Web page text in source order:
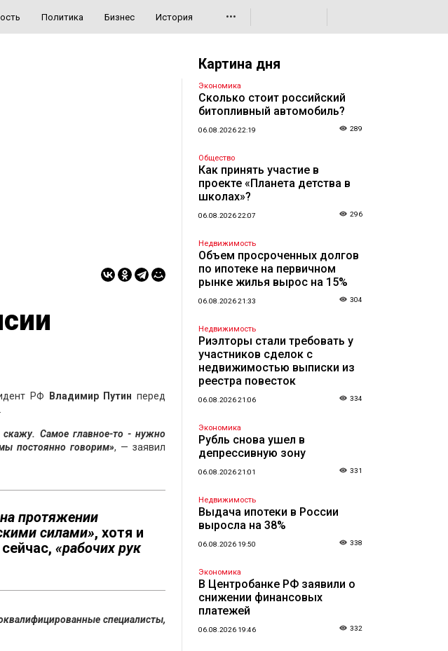
Политика Бизнес История •••
РФ Владимир Путин перед
Самое главное-то - нужно
постоянно говорим», — заявил
протяжении
силами», хотя и
«рабочих рук
специалисты,
Картина дня
Экономика
Сколько стоит российский
битопливный автомобиль?
06.08.2026 22:19 289
Общество
Как принять участие в
проекте «Планета детства в
школах»?
06.08.2026 22:07 296
Недвижимость
Объем просроченных долгов
по ипотеке на первичном
рынке жилья вырос на 15%
06.08.2026 21:33 304
Недвижимость
Риэлторы стали требовать у
участников сделок с
недвижимостью выписки из
реестра повесток
06.08.2026 21:06 334
Экономика
Рубль снова ушел в
депрессивную зону
06.08.2026 21:01 331
Недвижимость
Выдача ипотеки в России
выросла на 38%
06.08.2026 19:50 338
Экономика
В Центробанке РФ заявили о
снижении финансовых
платежей
06.08.2026 19:46 332